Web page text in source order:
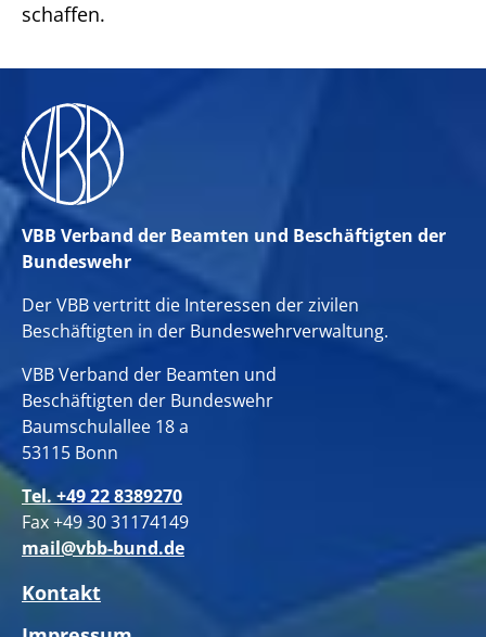
schaffen.
VBB Verband der Beamten und Beschäftigten der
Bundeswehr
Der VBB vertritt die Interessen der zivilen
Beschäftigten in der Bundeswehrverwaltung.
VBB Verband der Beamten und
Beschäftigten der Bundeswehr
Baumschulallee 18 a
53115 Bonn
Tel. +49 22 8389270
Fax +49 30 31174149
mail@vbb-bund.de
Kontakt